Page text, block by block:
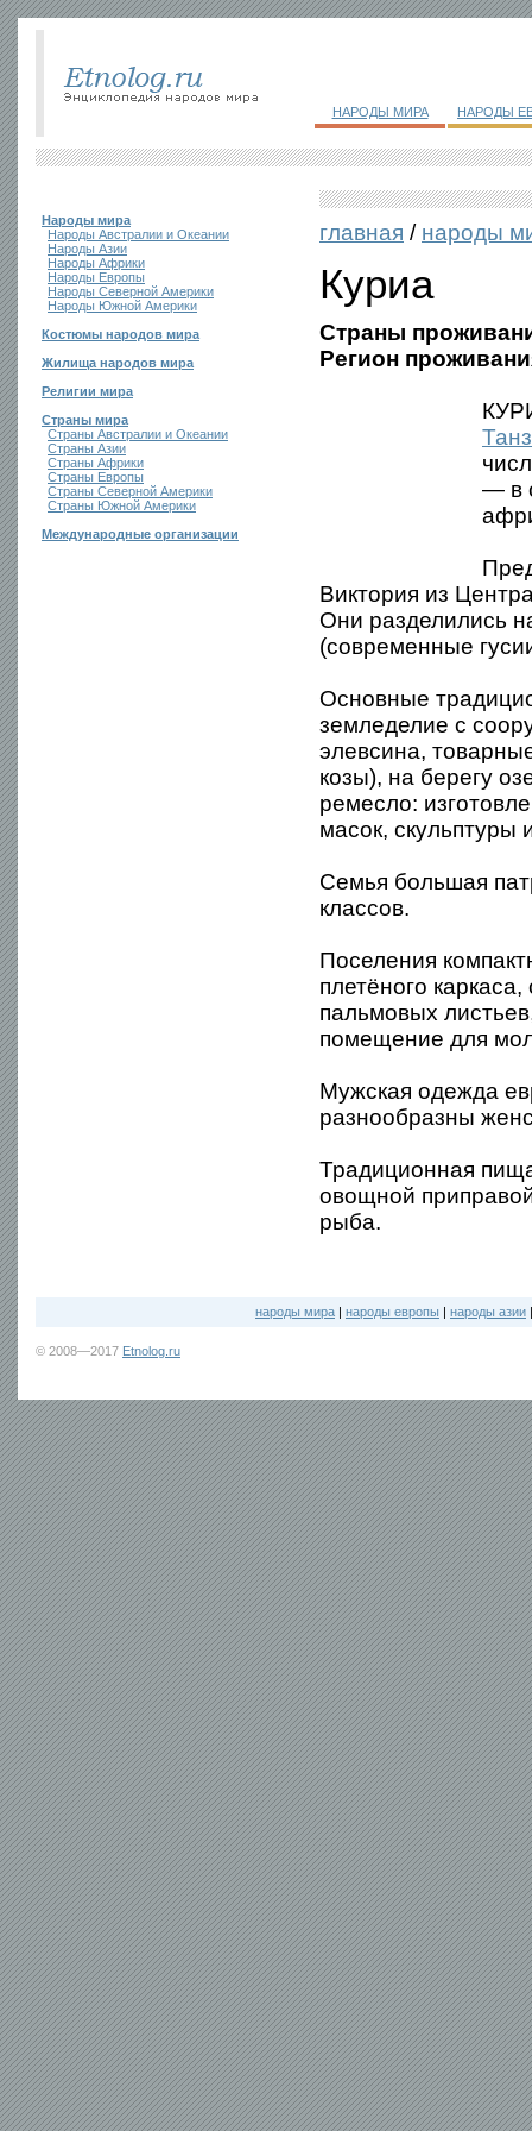
НАРОДЫ МИРА НАРОДЫ
Народы мира
Народы Австралии и Океании
Народы Азии
Народы Африки
Народы Европы
Народы Северной Америки
Народы Южной Америки
Костюмы народов мира
Жилища народов мира
Религии мира
Страны мира
Страны Австралии и Океании
Страны Азии
Страны Африки
Страны Европы
Страны Северной Америки
Страны Южной Америки
Международные организации
главная / народы
Куриа
Страны
Регион
— в
Виктория из
Они разделились
(современные
Основные
земледелие с
элевсина,
козы), на берегу
ремесло:
масок, скульптуры
Семья большая
классов.
Поселения
плетёного
пальмовых
помещение для
Мужская одежда
разнообразны
Традиционная
овощной
рыба.
народы мира | народы европы | народы азии
© 2008—2017 Etnolog.ru